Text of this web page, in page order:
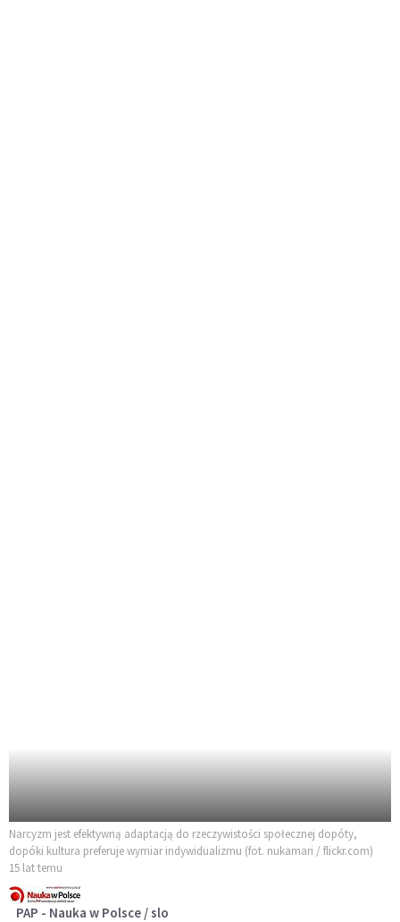
Narcyzm jest efektywną adaptacją do rzeczywistości społecznej dopóty,
dopóki kultura preferuje wymiar indywidualizmu (fot. nukamari / flickr.com)
15 lat temu
PAP - Nauka w Polsce / slo